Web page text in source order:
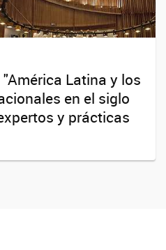
Latina y los
en el siglo
y prácticas